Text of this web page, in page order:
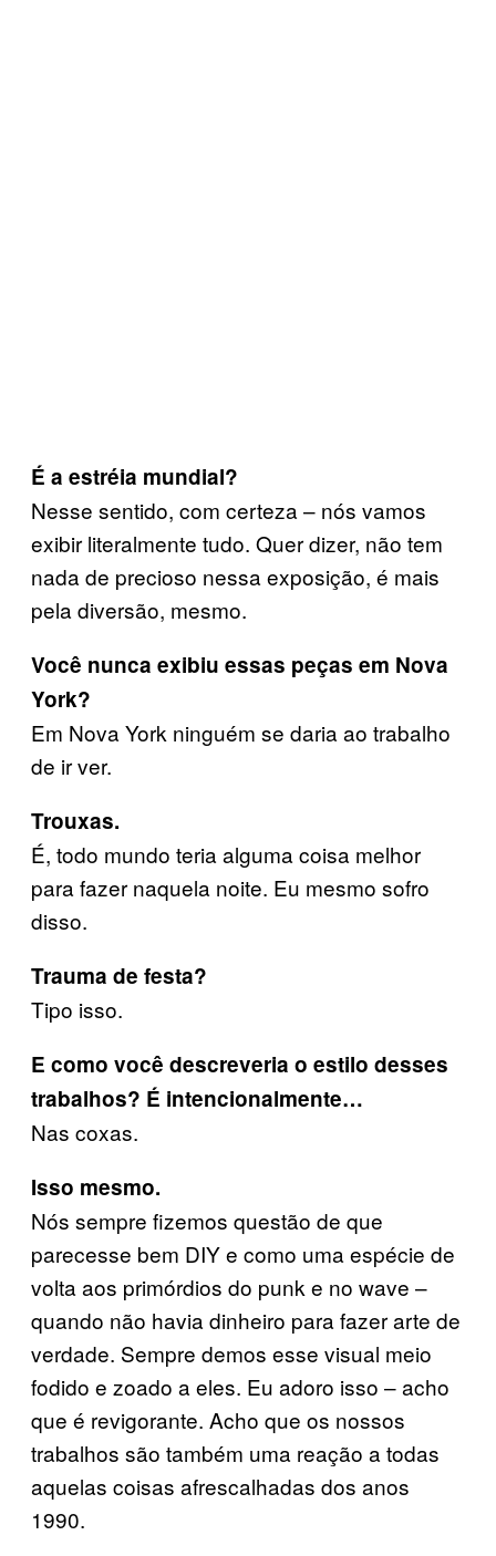
É a estréia mundial?
Nesse sentido, com certeza – nós vamos
exibir literalmente tudo. Quer dizer, não tem
nada de precioso nessa exposição, é mais
pela diversão, mesmo.
Você nunca exibiu essas peças em Nova
York?
Em Nova York ninguém se daria ao trabalho
de ir ver.
Trouxas.
É, todo mundo teria alguma coisa melhor
para fazer naquela noite. Eu mesmo sofro
disso.
Trauma de festa?
Tipo isso.
E como você descreveria o estilo desses
trabalhos? É intencionalmente…
Nas coxas.
Isso mesmo.
Nós sempre fizemos questão de que
parecesse bem DIY e como uma espécie de
volta aos primórdios do punk e no wave –
quando não havia dinheiro para fazer arte de
verdade. Sempre demos esse visual meio
fodido e zoado a eles. Eu adoro isso – acho
que é revigorante. Acho que os nossos
trabalhos são também uma reação a todas
aquelas coisas afrescalhadas dos anos
1990.